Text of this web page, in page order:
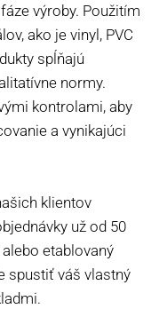
výroby. Použitím
ako je vinyl, PVC
spĺňajú
normy.
kontrolami, aby
a vynikajúci
klientov
už od 50
etablovaný
spustiť váš vlastný